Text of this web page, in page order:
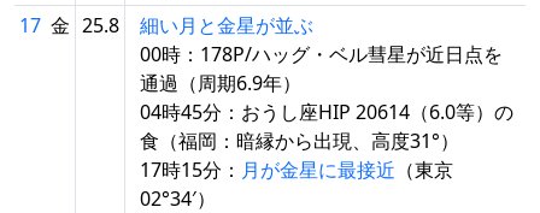
17 金 25.8
細い月と金星が並ぶ
00時：178P/ハッグ・ベル彗星が近日点を
通過（周期6.9年）
04時45分：おうし座HIP 20614（6.0等）の
食（福岡：暗縁から出現、高度31°）
17時15分： 月が金星に最接近 （東京
02°34′）